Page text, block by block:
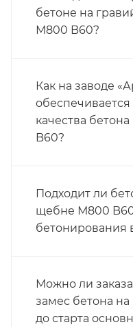
бетоне на
М800 B60?
Как на заводе
качества
B60?
Подходит ли
щебне М800
бетонирования
Можно ли
замес бетона
до старта